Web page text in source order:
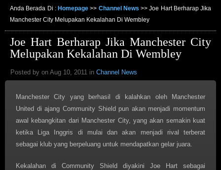
Anda Berada Di : Homepage >> Channel News >>Joe Hart Berharap Jika
Manchester City Melupakan Kekalahan Di Wembley
Joe Hart Berharap Jika Manchester City
Melupakan Kekalahan Di Wembley
Posted by on Aug 10, 2011 in Channel News
Manchester City yang berhasil di kalahkan oleh Manchester
United di ajang Community Shield pun akan menjadi momentum
awal kebangkitan dari Manchester City, yang akan semakin kuat
ketika Liga Inggris di mulai dan akan menjadi rival terberat
sebagai klub yang berpeluang untuk mendapatkan gelar juara.
Kekalahan di Community Shield diyakini Joe Hart sebagai